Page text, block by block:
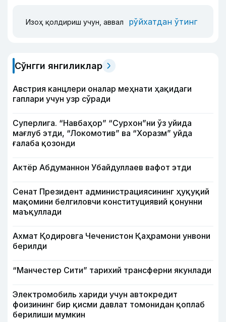
Изоҳ қолдириш учун, аввал рўйхатдан ўтинг
Сўнгги янгиликлар
Австрия канцлери оналар меҳнати ҳақидаги
гаплари учун узр сўради
Суперлига. “Навбаҳор” “Сурхон”ни ўз уйида
мағлуб этди, “Локомотив” ва “Хоразм” уйда
ғалаба қозонди
Актёр Абду­маннон Убайдуллаев вафот этди
Сенат Президент администрациясининг ҳуқуқий
мақомини белгиловчи конституциявий қонунни
маъқуллади
Ахмат Қодировга Чеченистон Қаҳрамони унвони
берилди
“Манчестер Сити” тарихий трансферни якунлади
Электромобиль хариди учун автокредит
фоизининг бир қисми давлат томонидан қоплаб
берилиши мумкин